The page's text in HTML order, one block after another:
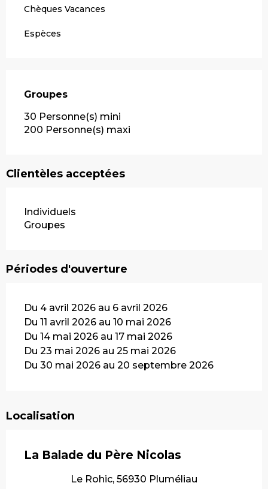
Chèques Vacances
Espèces
Groupes
Groupes
30 Personne(s) mini
200 Personne(s) maxi
Clientèles acceptées
Individuels
Groupes
Périodes d'ouverture
Du 4 avril 2026 au 6 avril 2026
Du 11 avril 2026 au 10 mai 2026
Du 14 mai 2026 au 17 mai 2026
Du 23 mai 2026 au 25 mai 2026
Du 30 mai 2026 au 20 septembre 2026
Localisation
La Balade du Père Nicolas
Le Rohic, 56930 Pluméliau